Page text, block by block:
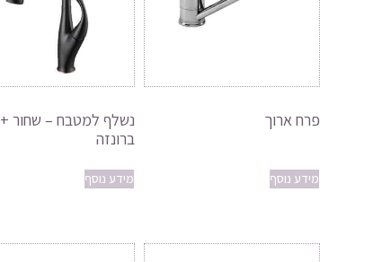
פרח ארוך
מידע נוסף
נשלף למטבח – שחור +
ברונזה
מידע נוסף